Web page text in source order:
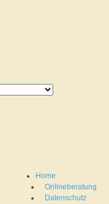
Home
Onlineberatung
Datenschutz